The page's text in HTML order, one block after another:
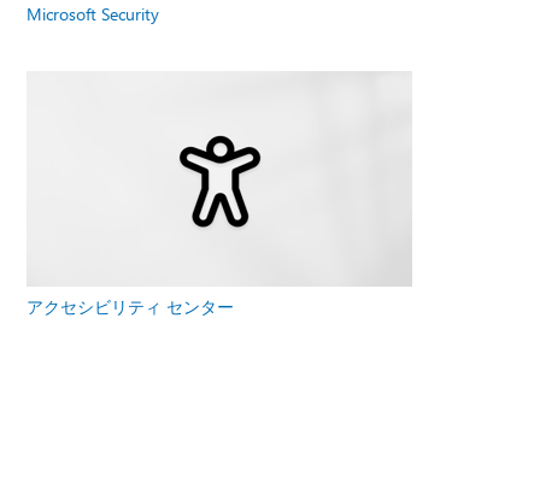
Microsoft Security
アクセシビリティ センター